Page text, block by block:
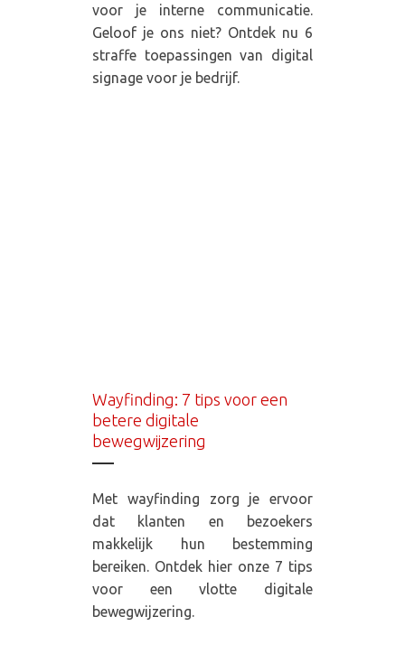
voor je interne communicatie.
Geloof je ons niet? Ontdek nu 6
straffe toepassingen van digital
signage voor je bedrijf.
Wayfinding: 7 tips voor een
betere digitale
bewegwijzering
Met wayfinding zorg je ervoor
dat klanten en bezoekers
makkelijk hun bestemming
bereiken. Ontdek hier onze 7 tips
voor een vlotte digitale
bewegwijzering.